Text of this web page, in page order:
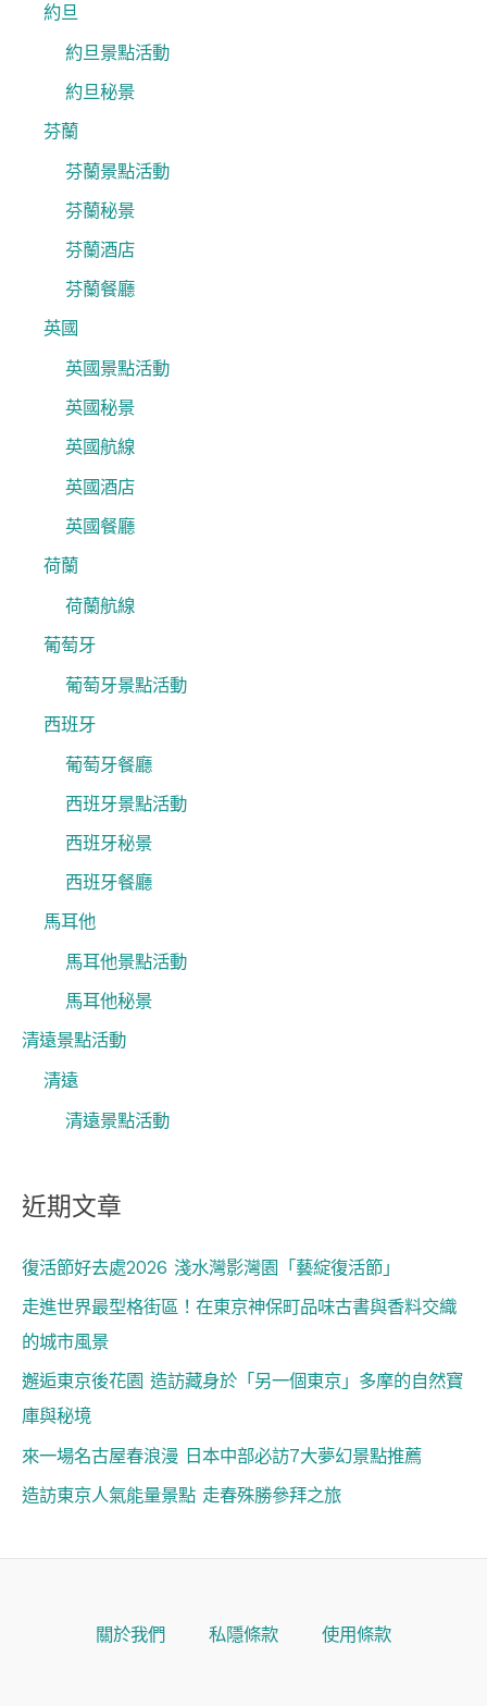
約旦
約旦景點活動
約旦秘景
芬蘭
芬蘭景點活動
芬蘭秘景
芬蘭酒店
芬蘭餐廳
英國
英國景點活動
英國秘景
英國航線
英國酒店
英國餐廳
荷蘭
荷蘭航線
葡萄牙
葡萄牙景點活動
西班牙
葡萄牙餐廳
西班牙景點活動
西班牙秘景
西班牙餐廳
馬耳他
馬耳他景點活動
馬耳他秘景
清遠景點活動
清遠
清遠景點活動
近期文章
復活節好去處2026 淺水灣影灣園「藝綻復活節」
走進世界最型格街區！在東京神保町品味古書與香料交織
的城市風景
邂逅東京後花園 造訪藏身於「另一個東京」多摩的自然寶
庫與秘境
來一場名古屋春浪漫 日本中部必訪7大夢幻景點推薦
造訪東京人氣能量景點 走春殊勝參拜之旅
關於我們 私隱條款 使用條款